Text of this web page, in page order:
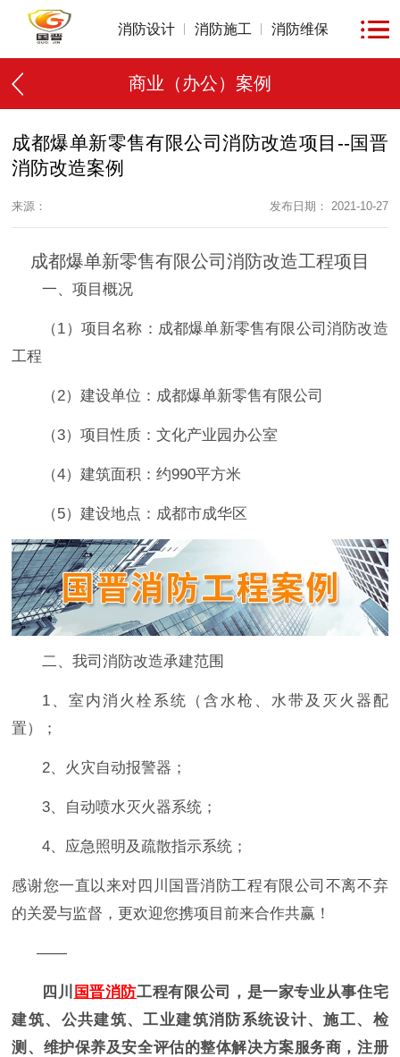
消防设计 消防施工 消防维保
商业（办公）案例
成都爆单新零售有限公司消防改造项目--国晋
消防改造案例
来源： 发布日期： 2021-10-27
成都爆单新零售有限公司消防改造工程项目
一、项目概况
（1）项目名称：成都爆单新零售有限公司消防改造
工程
（2）建设单位：成都爆单新零售有限公司
（3）项目性质：文化产业园办公室
（4）建筑面积：约990平方米
（5）建设地点：成都市成华区
二、我司消防改造承建范围
1、室内消火栓系统（含水枪、水带及灭火器配
置）；
2、火灾自动报警器；
3、自动喷水灭火器系统；
4、 应急照明及疏散指示系统；
感谢您一直以来对四川国晋消防工程有限公司不离不弃
的关爱与监督，更欢迎您携项目前来合作共赢！
——
四川 国晋消防工程有限公司，是一家专业从事住宅
建筑、公共建筑、工业建筑消防系统设计、施工、检
测、维护保养及安全评估的整体解决方案服务商，注册